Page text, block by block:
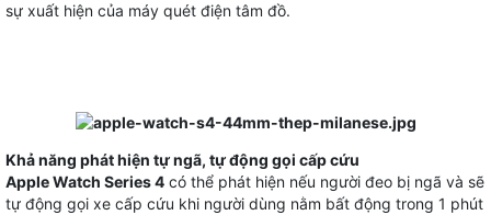
sự xuất hiện của máy quét điện tâm đồ.
Khả năng phát hiện tự ngã, tự động gọi cấp cứu
Apple Watch Series 4 có thể phát hiện nếu người đeo bị ngã và sẽ
tự động gọi xe cấp cứu khi người dùng nằm bất động trong 1 phút